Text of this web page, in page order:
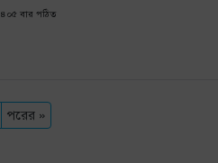
৪০৫ বার পঠিত
পরের »